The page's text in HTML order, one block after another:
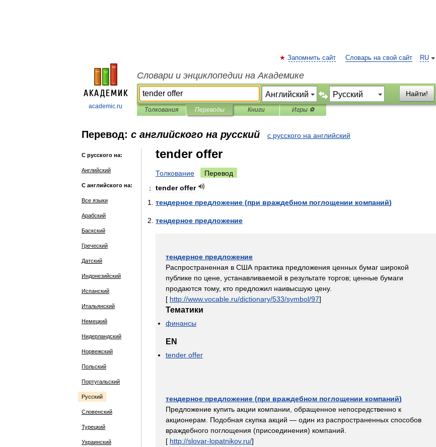
academic.ru
RU
Запомнить сайт Словарь на свой сайт
Словари и энциклопедии на Академике
Найти!
Толкования Переводы Книги Игры ⚽
Перевод: с английского на русский с русского на английский
С русского на:
Английский
С английского на:
Все языки
Арабский
Баскский
Греческий
Датский
Индонезийский
Испанский
Итальянский
Немецкий
Нидерландский
Норвежский
Польский
Португальский
Русский
Словенский
Турецкий
Украинский
tender offer
Толкование Перевод
1 tender offer
тендерное предложение (при враждебном поглощении компаний)
тендерное предложение
тендерное предложение
Распространенная в США практика предложения ценных бумаг широкой
публике по цене устанавливаемой в результате торгов; ценные бумаги
продаются тому, кто предложил наивысшую цену.
[ http://www.vocable ru/dictionary/533/symbol/97]
Тематики
финансы
EN
tender offer
тендерное предложение (при враждебном поглощении компаний)
Предложение купить акции компании обращенное непосредственно к
акционерам
Подобная скупка акций — один из распространенных способов
враждебного поглощения (присоединения) компаний
[ http://slovar-lopatnikov. ru/]